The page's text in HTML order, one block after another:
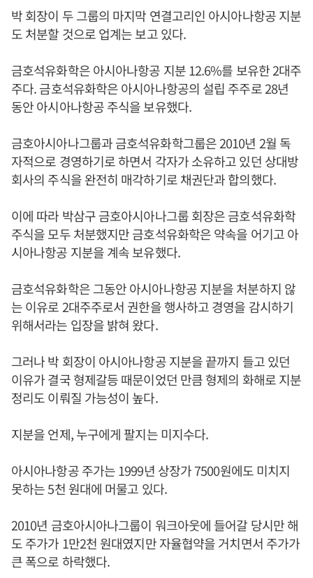
박 회장이 두 그룹의 마지막 연결고리인 아시아나항공 지분
도 처분할 것으로 업계는 보고 있다.
금호석유화학은 아시아나항공 지분 12.6%를 보유한 2대주
주다. 금호석유화학은 아시아나항공의 설립 주주로 28년
동안 아시아나항공 주식을 보유했다.
금호아시아나그룹과 금호석유화학그룹은 2010년 2월 독
자적으로 경영하기로 하면서 각자가 소유하고 있던 상대방
회사의 주식을 완전히 매각하기로 채권단과 합의했다.
이에 따라 박삼구 금호아시아나그룹 회장은 금호석유화학
주식을 모두 처분했지만 금호석유화학은 약속을 어기고 아
시아나항공 지분을 계속 보유했다.
금호석유화학은 그동안 아시아나항공 지분을 처분하지 않
는 이유로 2대주주로서 권한을 행사하고 경영을 감시하기
위해서라는 입장을 밝혀 왔다.
그러나 박 회장이 아시아나항공 지분을 끝까지 들고 있던
이유가 결국 형제갈등 때문이었던 만큼 형제의 화해로 지분
정리도 이뤄질 가능성이 높다.
지분을 언제, 누구에게 팔지는 미지수다.
아시아나항공 주가는 1999년 상장가 7500원에도 미치지
못하는 5천 원대에 머물고 있다.
2010년 금호아시아나그룹이 워크아웃에 들어갈 당시만 해
도 주가가 1만2천 원대였지만 자율협약을 거치면서 주가가
큰 폭으로 하락했다.